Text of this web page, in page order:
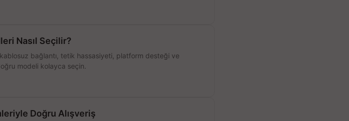
Nasıl Seçilir?
bağlantı, tetik hassasiyeti, platform desteği ve
modeli kolayca seçin.
Doğru Alışveriş